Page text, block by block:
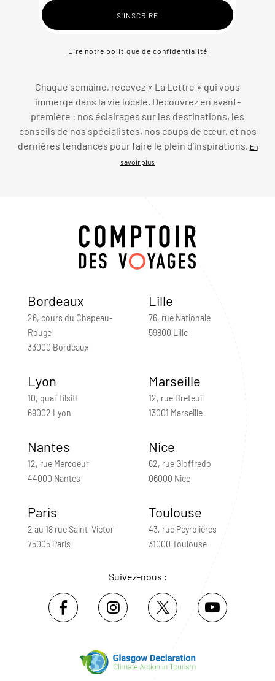
Lire notre politique de confidentialité
Chaque semaine, recevez « La Lettre » qui vous
immerge dans la vie locale. Découvrez en avant-
première : nos éclairages sur les destinations, les
conseils de nos spécialistes, nos coups de cœur, et nos
dernières tendances pour faire le plein d’inspirations. En
savoir plus
Bordeaux
26, cours du Chapeau-
Rouge
33000 Bordeaux
Lille
76, rue Nationale
59800 Lille
Lyon
10, quai Tilsitt
69002 Lyon
Marseille
12, rue Breteuil
13001 Marseille
Nantes
12, rue Mercoeur
44000 Nantes
Nice
62, rue Gioffredo
06000 Nice
Paris
2 au 18 rue Saint-Victor
75005 Paris
Toulouse
43, rue Peyrolières
31000 Toulouse
Suivez-nous :